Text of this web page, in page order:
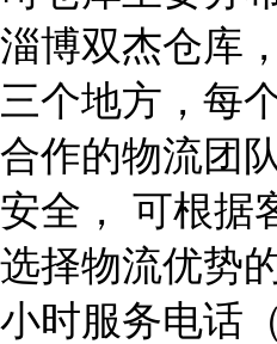
淄博双杰仓库
三个地方，每
合作的物流团
安全， 可根据
选择物流优势
小时服务电话